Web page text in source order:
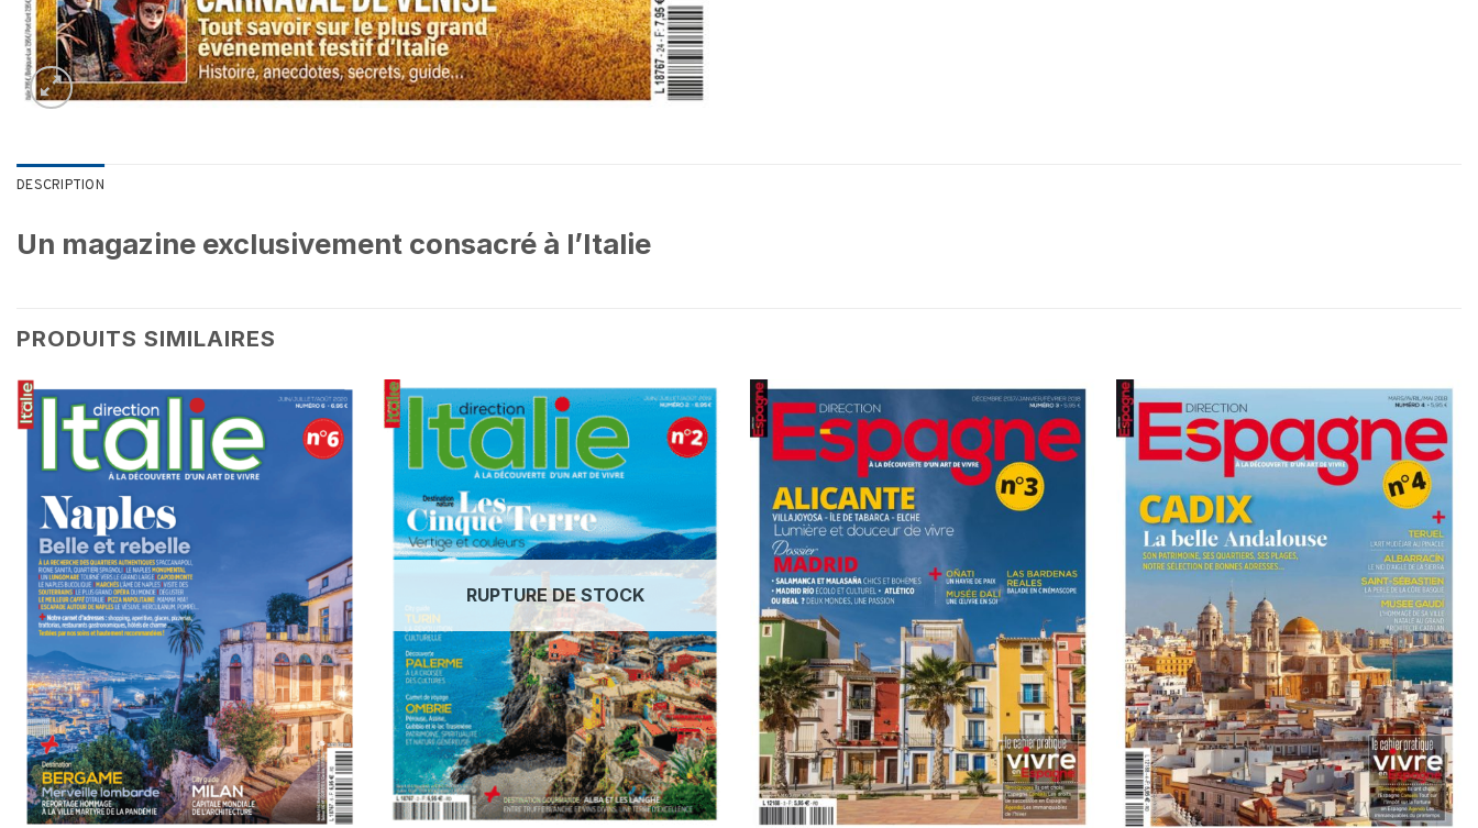
DESCRIPTION
Un magazine exclusivement consacré à l’Italie
PRODUITS SIMILAIRES
RUPTURE DE STOCK